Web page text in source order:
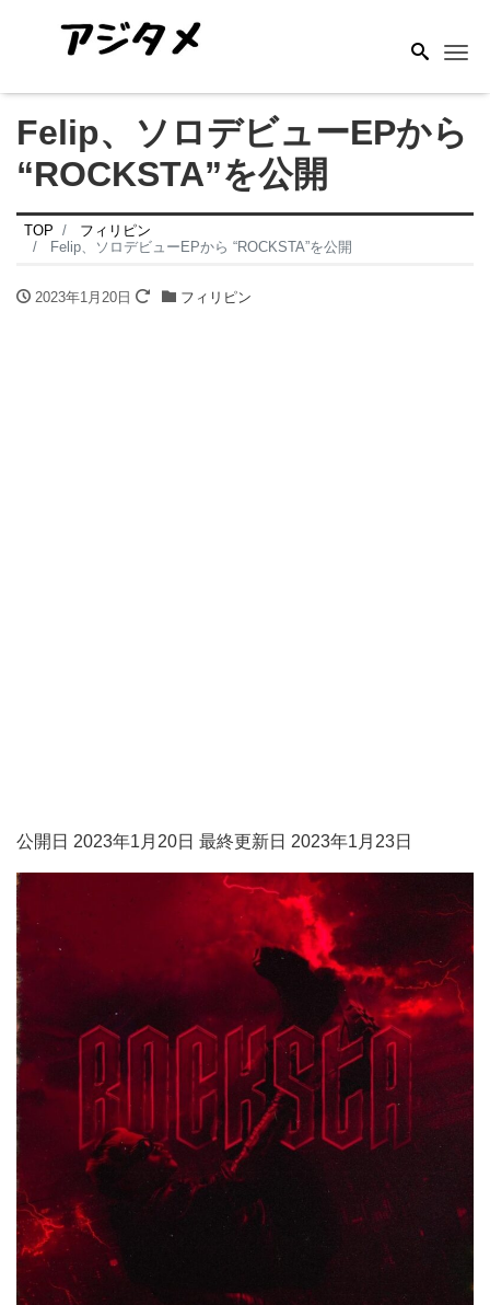
Felip、ソロデビューEPから
“ROCKSTA”を公開
TOP
フィリピン
Felip、ソロデビューEPから “ROCKSTA”を公開
2023年1月20日 フィリピン
公開日 2023年1月20日 最終更新日 2023年1月23日